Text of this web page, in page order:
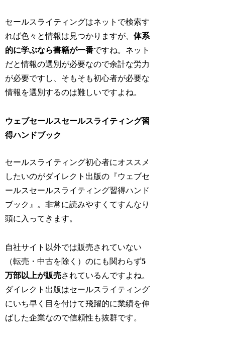
セールスライティングはネットで検索す
れば色々と情報は見つかりますが、体系
的に学ぶなら書籍が一番ですね。ネット
だと情報の選別が必要なので余計な労力
が必要ですし、そもそも初心者が必要な
情報を選別するのは難しいですよね。
ウェブセールスセールスライティング習
得ハンドブック
セールスライティング初心者にオススメ
したいのがダイレクト出版の『ウェブセ
ールスセールスライティング習得ハンド
ブック』。非常に読みやすくてすんなり
頭に入ってきます。
自社サイト以外では販売されていない
（転売・中古を除く）のにも関わらず5
万部以上が販売されているんですよね。
ダイレクト出版はセールスライティング
にいち早く目を付けて飛躍的に業績を伸
ばした企業なので信頼性も抜群です。